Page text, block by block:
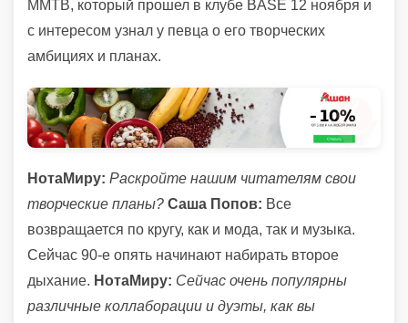
ММТВ, который прошел в клубе BASE 12 ноября и
с интересом узнал у певца о его творческих
амбициях и планах.
НотаМиру: Раскройте нашим читателям свои
творческие планы? Саша Попов: Все
возвращается по кругу, как и мода, так и музыка.
Сейчас 90-е опять начинают набирать второе
дыхание. НотаМиру: Сейчас очень популярны
различные коллаборации и дуэты, как вы